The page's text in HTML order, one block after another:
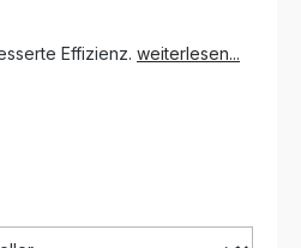
Effizienz. weiterlesen...